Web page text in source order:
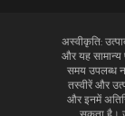
अस्वीकृति:
और यह
समय उपलब्ध
तस्वीरें और
और इनमें